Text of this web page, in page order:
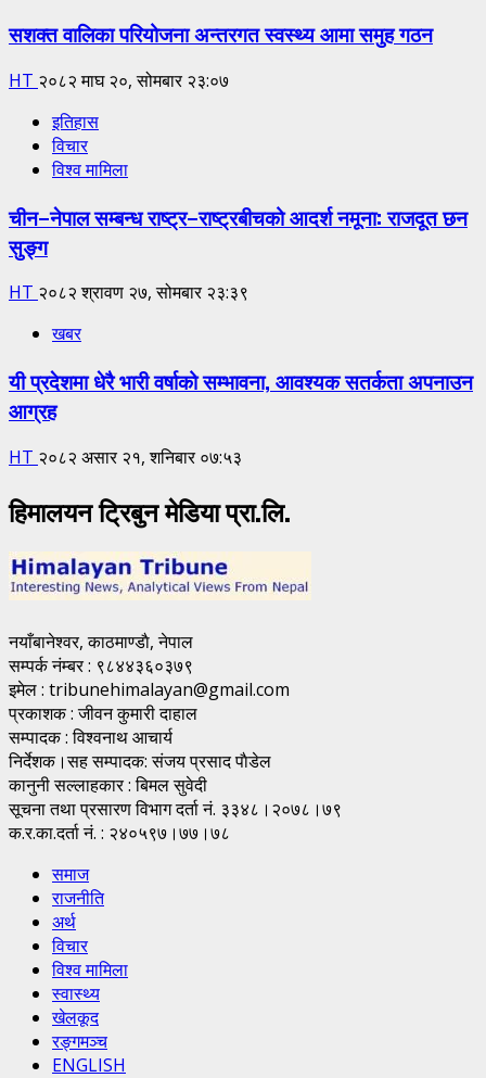
सशक्त वालिका परियोजना अन्तरगत स्वस्थ्य आमा समुह गठन
HT २०८२ माघ २०, सोमबार २३:०७
इतिहास
विचार
विश्व मामिला
चीन–नेपाल सम्बन्ध राष्ट्र–राष्ट्रबीचको आदर्श नमूना: राजदूत छन
सुङ्ग
HT २०८२ श्रावण २७, सोमबार २३:३९
खबर
यी प्रदेशमा धेरै भारी वर्षाको सम्भावना, आवश्यक सतर्कता अपनाउन
आग्रह
HT २०८२ असार २१, शनिबार ०७:५३
हिमालयन ट्रिबुन मेडिया प्रा.लि.
नयाँबानेश्वर, काठमाण्डाै, नेपाल
सम्पर्क नंम्बर : ९८४४३६०३७९
इमेल : tribunehimalayan@gmail.com
प्रकाशक : जीवन कुमारी दाहाल
सम्पादक : विश्वनाथ आचार्य
निर्देशक।सह सम्पादक: संजय प्रसाद पाैडेल
कानुनी सल्लाहकार : बिमल सुवेदी
सूचना तथा प्रसारण विभाग दर्ता नं. ३३४८।२०७८।७९
क.र.का.दर्ता नं. : २४०५९७।७७।७८
समाज
राजनीति
अर्थ
विचार
विश्व मामिला
स्वास्थ्य
खेलकूद
रङ्गमञ्च
ENGLISH